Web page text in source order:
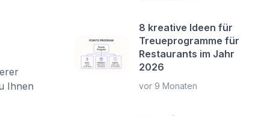
Ihnen
8 kreative Ideen für
Treueprogramme für
Restaurants im Jahr
2026
vor 9 Monaten